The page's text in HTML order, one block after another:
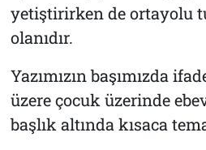
yetiştirirken de ortayolu
olanıdır.
Yazımızın başımızda
üzere çocuk üzerinde
başlık altında kısaca